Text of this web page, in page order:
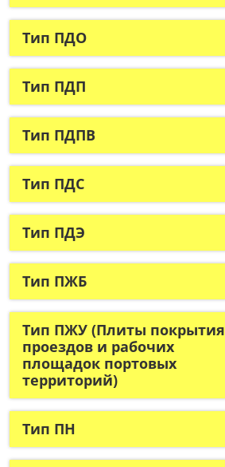
Тип ПДО
Тип ПДП
Тип ПДПВ
Тип ПДС
Тип ПДЭ
Тип ПЖБ
Тип ПЖУ (Плиты покрытия
проездов и рабочих
площадок портовых
территорий)
Тип ПН